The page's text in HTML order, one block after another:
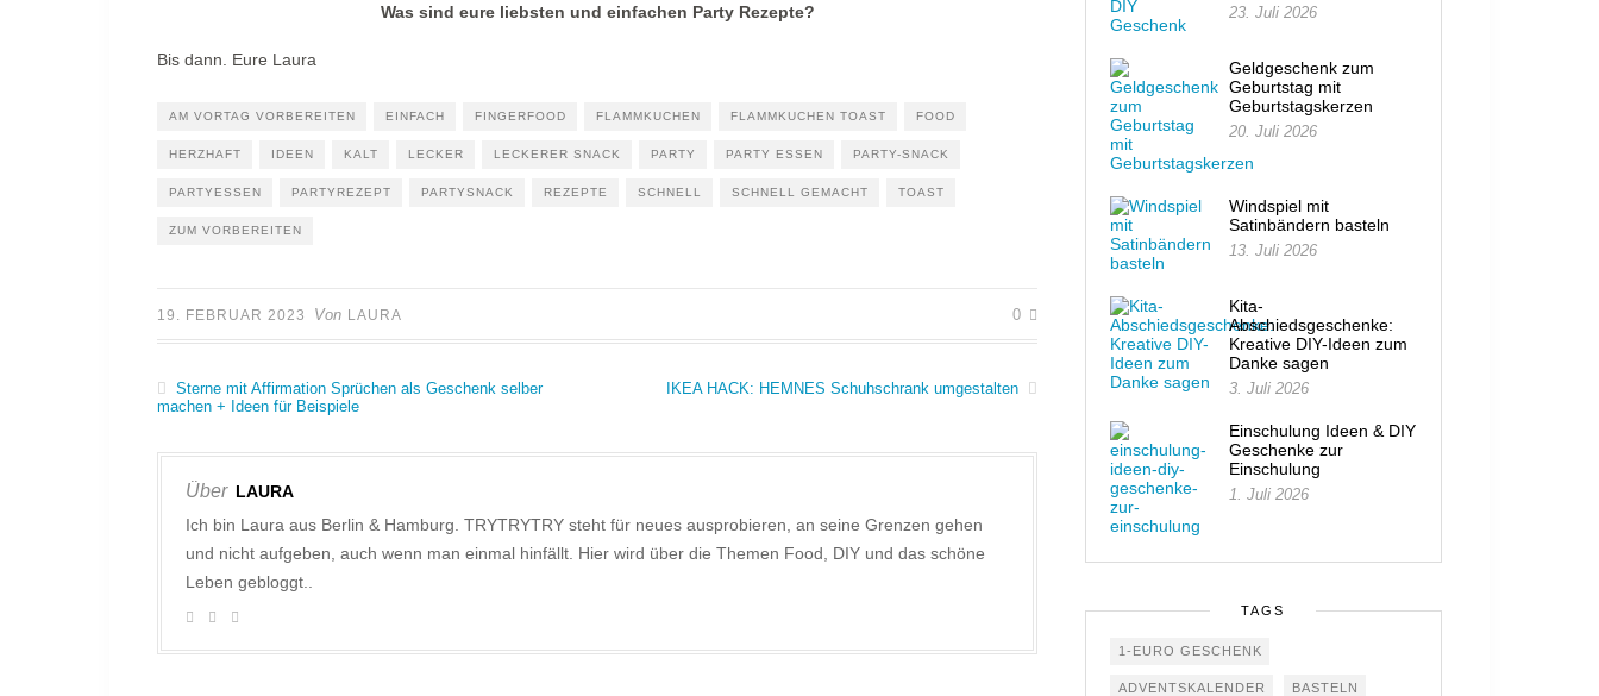
Was sind eure liebsten und einfachen Party Rezepte?
Bis dann. Eure Laura
AM VORTAG VORBEREITEN EINFACH FINGERFOOD FLAMMKUCHEN FLAMMKUCHEN TOAST FOOD
HERZHAFT IDEEN KALT LECKER LECKERER SNACK PARTY PARTY ESSEN PARTY-SNACK
PARTYESSEN PARTYREZEPT PARTYSNACK REZEPTE SCHNELL SCHNELL GEMACHT TOAST
ZUM VORBEREITEN
19. FEBRUAR 2023 Von LAURA 0
Sterne mit Affirmation Sprüchen als Geschenk selber
machen + Ideen für Beispiele
IKEA HACK: HEMNES Schuhschrank umgestalten
Über LAURA
Ich bin Laura aus Berlin & Hamburg. TRYTRYTRY steht für neues ausprobieren, an seine Grenzen gehen
und nicht aufgeben, auch wenn man einmal hinfällt. Hier wird über die Themen Food, DIY und das schöne
Leben gebloggt..
23. Juli 2026
Geldgeschenk zum
Geburtstag mit
Geburtstagskerzen
20. Juli 2026
Windspiel mit
Satinbändern basteln
13. Juli 2026
Kita-
Abschiedsgeschenke:
Kreative DIY-Ideen zum
Danke sagen
3. Juli 2026
Einschulung Ideen & DIY
Geschenke zur
Einschulung
1. Juli 2026
TAGS
1-EURO GESCHENK
ADVENTSKALENDER BASTELN